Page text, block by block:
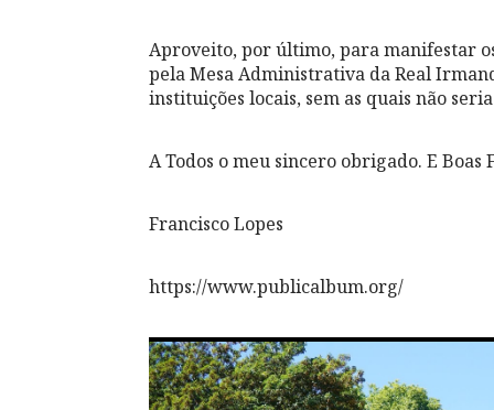
Aproveito, por último, para manifestar
pela Mesa Administrativa da Real
instituições locais, sem as quais não
A Todos o meu sincero obrigado. E Boas
Francisco Lopes
https://www.publicalbum.org/